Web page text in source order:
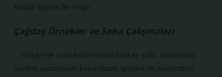
kimliği taşıyan bir simge.
Çağdaş Örnekler ve Saha Çalışmaları
– Türkiye’de cami kubbelerinde hilal ve yıldız motiflerinin
modern tasarımlarda kullanılması, gelenek ve moderniteyi